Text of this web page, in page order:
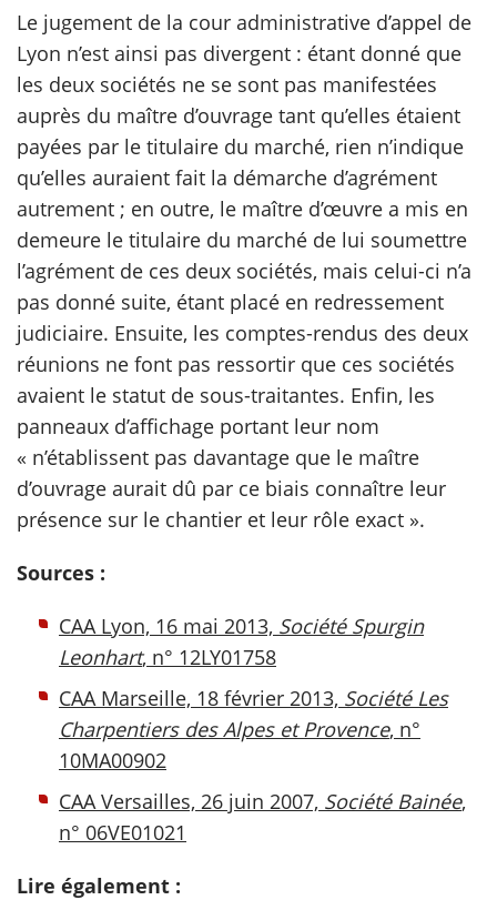
Le jugement de la cour administrative d’appel de
Lyon n’est ainsi pas divergent : étant donné que
les deux sociétés ne se sont pas manifestées
auprès du maître d’ouvrage tant qu’elles étaient
payées par le titulaire du marché, rien n’indique
qu’elles auraient fait la démarche d’agrément
autrement ; en outre, le maître d’œuvre a mis en
demeure le titulaire du marché de lui soumettre
l’agrément de ces deux sociétés, mais celui-ci n’a
pas donné suite, étant placé en redressement
judiciaire. Ensuite, les comptes-rendus des deux
réunions ne font pas ressortir que ces sociétés
avaient le statut de sous-traitantes. Enfin, les
panneaux d’affichage portant leur nom
« n’établissent pas davantage que le maître
d’ouvrage aurait dû par ce biais connaître leur
présence sur le chantier et leur rôle exact ».
Sources :
CAA Lyon, 16 mai 2013, Société Spurgin
Leonhart, n° 12LY01758
CAA Marseille, 18 février 2013, Société Les
Charpentiers des Alpes et Provence, n°
10MA00902
CAA Versailles, 26 juin 2007, Société Bainée,
n° 06VE01021
Lire également :